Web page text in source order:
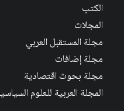
الكتب
المجلات
مجلة المستقبل العربي
مجلة إضافات
مجلة بحوث اقتصادية
المجلة العربية للعلوم